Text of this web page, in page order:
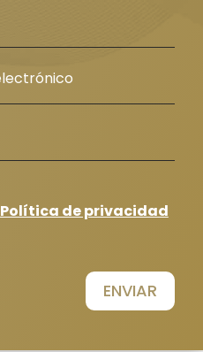
Política de privacidad
ENVIAR